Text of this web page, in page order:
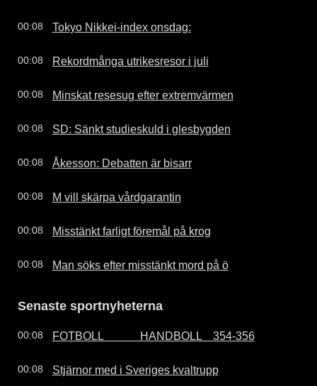
00:08 Tokyo Nikkei-index onsdag:
00:08 Rekordmånga utrikesresor i juli
00:08 Minskat resesug efter extremvärmen
00:08 SD: Sänkt studieskuld i glesbygden
00:08 Åkesson: Debatten är bisarr
00:08 M vill skärpa vårdgarantin
00:08 Misstänkt farligt föremål på krog
00:08 Man söks efter misstänkt mord på ö
Senaste sportnyheterna
00:08 FOTBOLL             HANDBOLL    354-356
00:08 Stjärnor med i Sveriges kvaltrupp